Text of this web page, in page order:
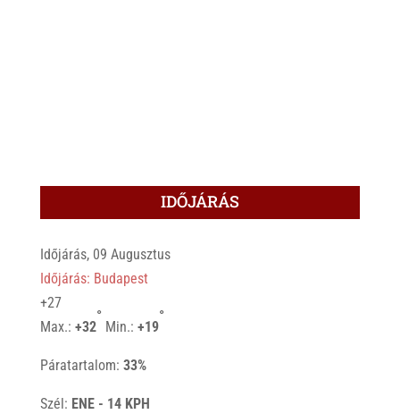
IDŐJÁRÁS
Időjárás, 09 Augusztus
Időjárás: Budapest
+27
Max.: +32
°
Min.: +19
°
Páratartalom: 33%
Szél: ENE - 14 KPH